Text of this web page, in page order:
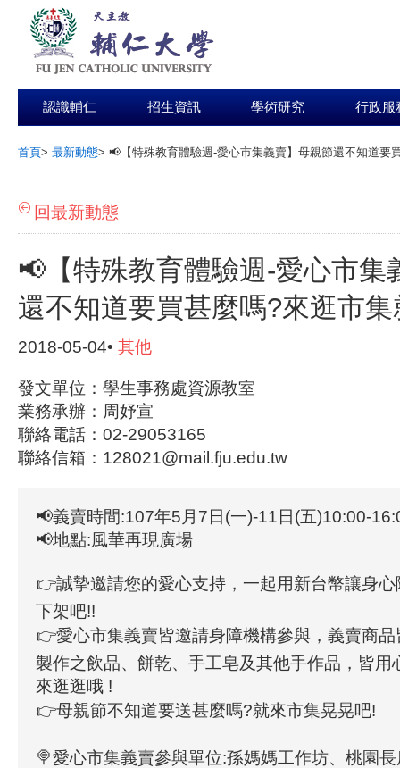
認識輔仁 招生資訊 學術研究 行政服
首頁> 最新動態> 📢【特殊教育體驗週-愛心市集義賣】母親節還不知道要
回最新動態
📢【特殊教育體驗週-愛心市集
還不知道要買甚麼嗎?來逛市
2018-05-04• 其他
發文單位：學生事務處資源教室
業務承辦：周妤宣
聯絡電話：02-29053165
聯絡信箱：128021@mail.fju.edu.tw
📢義賣時間:107年5月7日(一)-11日(五)10:00-
📢地點:風華再現廣場
👉誠摯邀請您的愛心支持，一起用新台幣讓身
下架吧!!
👉愛心市集義賣皆邀請身障機構參與，義賣商
製作之飲品、餅乾、手工皂及其他手作品，皆用
來逛逛哦 !
👉母親節不知道要送甚麼嗎?就來市集晃晃吧!
🍭愛心市集義賣參與單位:孫媽媽工作坊、桃園